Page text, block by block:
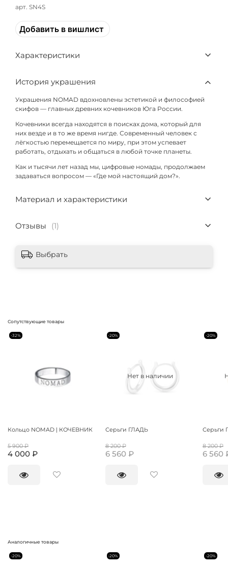
арт. SN4S
Добавить в вишлист
Характеристики
История украшения
Украшения NOMAD вдохновлены эстетикой и философией
скифов — главных древних кочевников Юга России.
Кочевники всегда находятся в поисках дома, который для
них везде и в то же время нигде. Современный человек с
лёгкостью перемещается по миру, при этом успевает
работать, отдыхать и общаться в любой точке планеты.
Как и тысячи лет назад мы, цифровые номады, продолжаем
задаваться вопросом — «Где мой настоящий дом?».
Материал и характеристики
Отзывы (1)
Выбрать
Сопутствующие товары
-32%
Кольцо NOMAD | КОЧЕВНИК
5 900 ₽
4 000 ₽
Нет в наличии
-20%
Серьги ГЛАДЬ
8 200 ₽
6 560 ₽
-20%
Серьги
8 200 ₽
6 560
Аналогичные товары
-20% -20% -20%